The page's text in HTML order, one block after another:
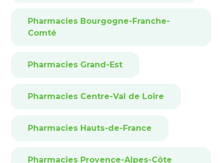
Pharmacies Bourgogne-Franche-
Comté
Pharmacies Grand-Est
Pharmacies Centre-Val de Loire
Pharmacies Hauts-de-France
Pharmacies Provence-Alpes-Côte